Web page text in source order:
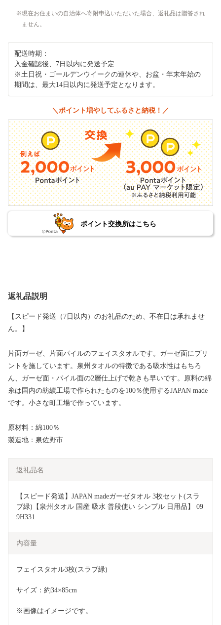
現在お住まいの自治体へ寄附申込いただいた場合、返礼品は贈答され
ません。
配送時期：
入金確認後、7日以内に発送予定
※土日祝・ゴールデンウイークの連休や、お盆・年末年始の
期間は、最大14日以内に発送予定となります。
＼ポイント増やしてふるさと納税！／
ポイント交換所はこちら
返礼品説明
【スピード発送（7日以内）のお礼品のため、不在日は承れませ
ん。】
片面ガーゼ、片面パイルのフェイスタオルです。ガーゼ面にプリ
ントを施しています。泉州タオルの特徴である吸水性はもちろ
ん、ガーゼ面・パイル面の2層仕上げで乾きも早いです。原料の綿
糸は国内の紡績工場で作られたものを100％使用するJAPAN made
です。小さな町工場で作っています。
原材料：綿100％
製造地：泉佐野市
返礼品名
【スピード発送】JAPAN madeガーゼタオル 3枚セット(スラ
ブ緑)【泉州タオル 国産 吸水 普段使い シンプル 日用品】 09
9H331
内容量
フェイスタオル3枚(スラブ緑)
サイズ：約34×85cm
※画像はイメージです。